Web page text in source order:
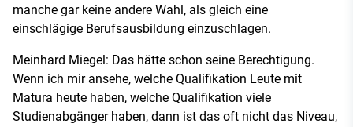
manche gar keine andere Wahl, als gleich eine
einschlägige Berufsausbildung einzuschlagen.
Meinhard Miegel: Das hätte schon seine Berechtigung.
Wenn ich mir ansehe, welche Qualifikation Leute mit
Matura heute haben, welche Qualifikation viele
Studienabgänger haben, dann ist das oft nicht das Niveau,